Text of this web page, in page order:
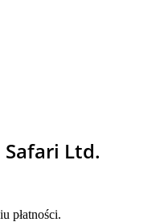
Ltd.
płatności.